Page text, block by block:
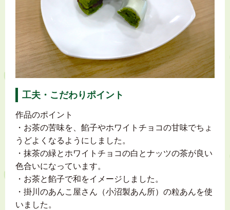
工夫・こだわりポイント
作品のポイント
・お茶の苦味を、餡子やホワイトチョコの甘味でちょ
うどよくなるようにしました。
・抹茶の緑とホワイトチョコの白とナッツの茶が良い
色合いになっています。
・お茶と餡子で和をイメージしました。
・掛川のあんこ屋さん（小沼製あん所）の粒あんを使
いました。